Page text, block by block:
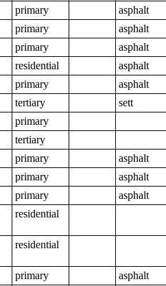
primary
asphalt
primary
asphalt
primary
asphalt
residential
asphalt
primary
asphalt
tertiary
sett
primary
tertiary
primary
asphalt
primary
asphalt
primary
asphalt
residential
residential
primary
asphalt